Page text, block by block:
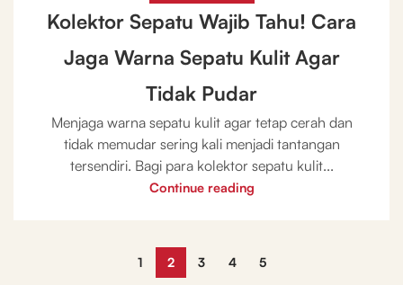
Kolektor Sepatu Wajib Tahu! Cara
Jaga Warna Sepatu Kulit Agar
Tidak Pudar
Menjaga warna sepatu kulit agar tetap cerah dan
tidak memudar sering kali menjadi tantangan
tersendiri. Bagi para kolektor sepatu kulit...
Continue reading
1 2 3 4 5